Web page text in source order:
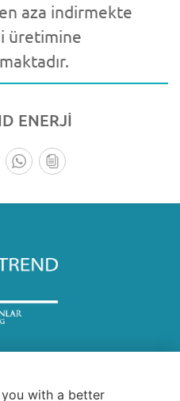
aza indirmekte
üretimine
ENERJİ
with a better